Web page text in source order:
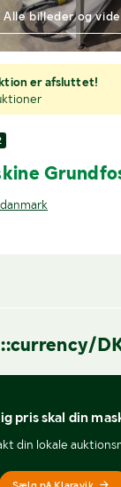
er afsluttet!
Alle billeder og
::currency/
pris skal din
din lokale